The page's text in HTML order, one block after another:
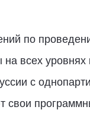
по
на всех
с
свои